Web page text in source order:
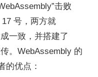
击败
17 号，两方就
一致，并搭建了
。WebAssembly 的
的优点：